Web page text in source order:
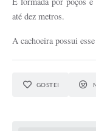
até dez metros.
A cachoeira possui
GOSTEI